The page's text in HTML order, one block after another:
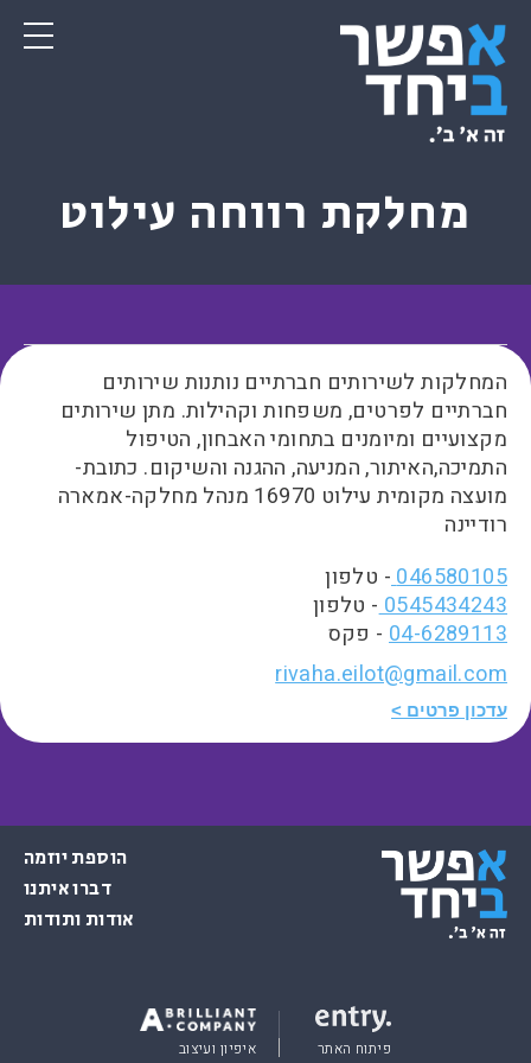
מחלקת רווחה עילוט
המחלקות לשירותים חברתיים נותנות שירותים
חברתיים לפרטים, משפחות וקהילות. מתן שירותים
מקצועיים ומיומנים בתחומי האבחון, הטיפול
התמיכה,האיתור, המניעה, ההגנה והשיקום. כתובת-
מועצה מקומית עילוט 16970 מנהל מחלקה-אמארה
רודיינה
046580105- טלפון
0545434243- טלפון
04-6289113 - פקס
rivaha.eilot@gmail.com
עדכון פרטים
הוספת יוזמה
דברו איתנו
אודות ותודות
פיתוח האתר איפיון ועיצוב